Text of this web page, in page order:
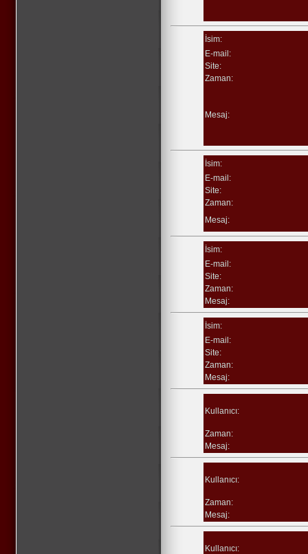
İsim:
E-mail:
Site:
Zaman:
Mesaj:
İsim:
E-mail:
Site:
Zaman:
Mesaj:
İsim:
E-mail:
Site:
Zaman:
Mesaj:
İsim:
E-mail:
Site:
Zaman:
Mesaj:
Kullanıcı:
Zaman:
Mesaj:
Kullanıcı:
Zaman:
Mesaj:
Kullanıcı: